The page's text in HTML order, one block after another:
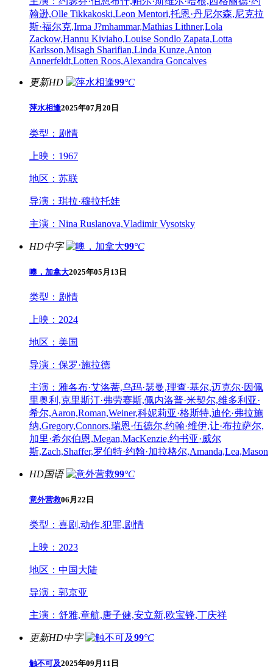
翰逊,Olle Tikkakoski,Leon Mentori,托恩·丹尼尔森,尼克拉
斯·福尔克,Irma J?mhammar,Mathias Lithner,Lola
Zackow,Hannu Kiviaho,Louise Sondlo Zapata,Lotta
Karlsson,Misagh Sharifian,Linda Kunze,Anton
Annerfeldt,Lotten Roos,Alexandra Goncalves
更新HD 99°C
萍水相逢2025年07月20日
类型： 剧情
上映： 1967
地区： 苏联
导演： 琪拉·穆拉托娃
主演： Nina Ruslanova,Vladimir Vysotsky
HD中字 99°C
噢，加拿大2025年05月13日
类型： 剧情
上映： 2024
地区： 美国
导演： 保罗·施拉德
主演： 雅各布·艾洛蒂,乌玛·瑟曼,理查·基尔,迈克尔·因佩
里奥利,克里斯汀·弗劳赛斯,佩内洛普·米契尔,维多利亚·
希尔,Aaron,Roman,Weiner,科妮莉亚·格斯特,迪伦·弗拉施
纳,Gregory,Connors,瑞恩·伍德尔,约翰·维伊,让·布拉萨尔,
加里·希尔伯恩,Megan,MacKenzie,约书亚·威尔
斯,Zach,Shaffer,罗伯特·约翰·加拉格尔,Amanda,Lea,Mason
HD国语 99°C
意外营救06月22日
类型： 喜剧,动作,犯罪,剧情
上映： 2023
地区： 中国大陆
导演： 郭京亚
主演： 舒雅,章航,唐子健,安立新,欧宝锋,丁庆祥
更新HD中字 99°C
触不可及2025年09月11日